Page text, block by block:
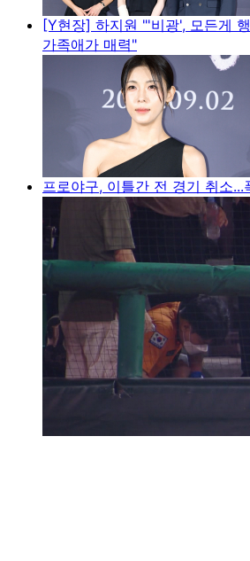
[Y현장] 하지원 "'비광', 모든게
가족애가 매력"
프로야구, 이틀간 전 경기 취소...